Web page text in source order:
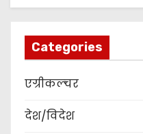
Categories
एग्रीकल्चर
देश/विदेश